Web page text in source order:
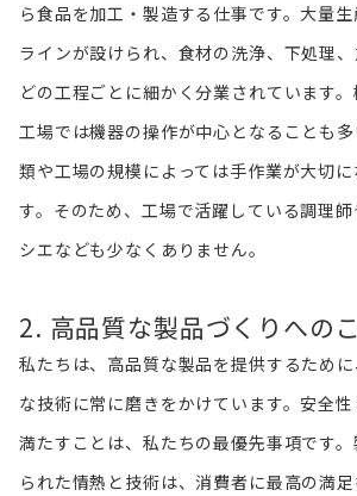
ら食品を加工・製造する仕事です。大量
ラインが設けられ、食材の洗浄、下処理
どの工程ごとに細かく分業されています
工場では機器の操作が中心となることも
類や工場の規模によっては手作業が大切
す。そのため、工場で活躍している調理
シエなども少なくありません。
2. 高品質な製品づくりへの
私たちは、高品質な製品を提供するため
な技術に常に磨きをかけています。安全
満たすことは、私たちの最優先事項です
られた情熱と技術は、消費者に最高の満足